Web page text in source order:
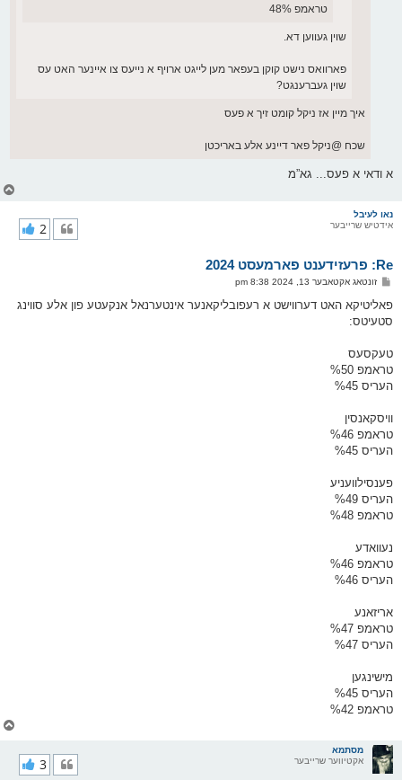
טראמפ 48%
שוין געווען דא.
פארוואס נישט קוקן בעפאר מען לייגט ארויף א נייעס צו איינער האט עס
שוין געברענגט?
איך מיין אז ניקל קומט זיך א פעס
שכח @ניקל פאר דיינע אלע באריכטן
א ודאי א פעס... גא”מ
נאו לעיבל
אידטיש שרייבער
Re: פרעזידענט פארמעסט 2024
2
פ
ו
ט
זונטאג אקטאבער 13, 2024 8:38 pm
פאליטיקא האט דערווישט א רעפובליקאנער אינטערנאל אנקעטע פון אלע סווינג
סטעיטס:
טעקסעס
טראמפ %50
העריס %45
וויסקאנסין
טראמפ %46
העריס %45
פענסילוועניע
העריס %49
טראמפ %48
נעוואדע
טראמפ %46
העריס %46
אריזאנע
טראמפ %47
העריס %47
מישינגען
העריס %45
טראמפ %42
מסתמא
אקטיווער שרייבער
3